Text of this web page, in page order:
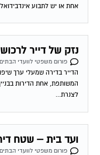
אחת או יש לתבוע
נזק של דייר
פורום משפטי לוועדי הבתים
הדייר בדירה שמעלי ערך
המשותפת, אחת הדירות
לצנרת...
ועד בית – שטח
פורום משפטי לוועדי הבתים